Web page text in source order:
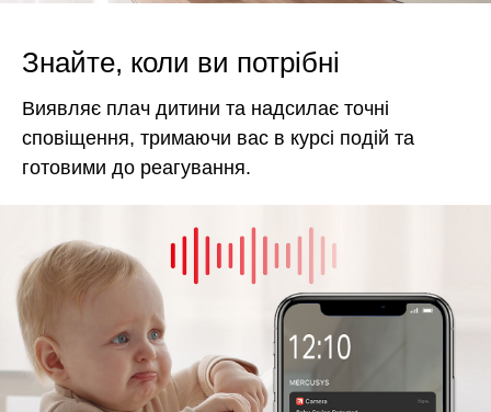
Знайте, коли ви потрібні
Виявляє плач дитини та надсилає точні
сповіщення, тримаючи вас в курсі подій та
готовими до реагування.